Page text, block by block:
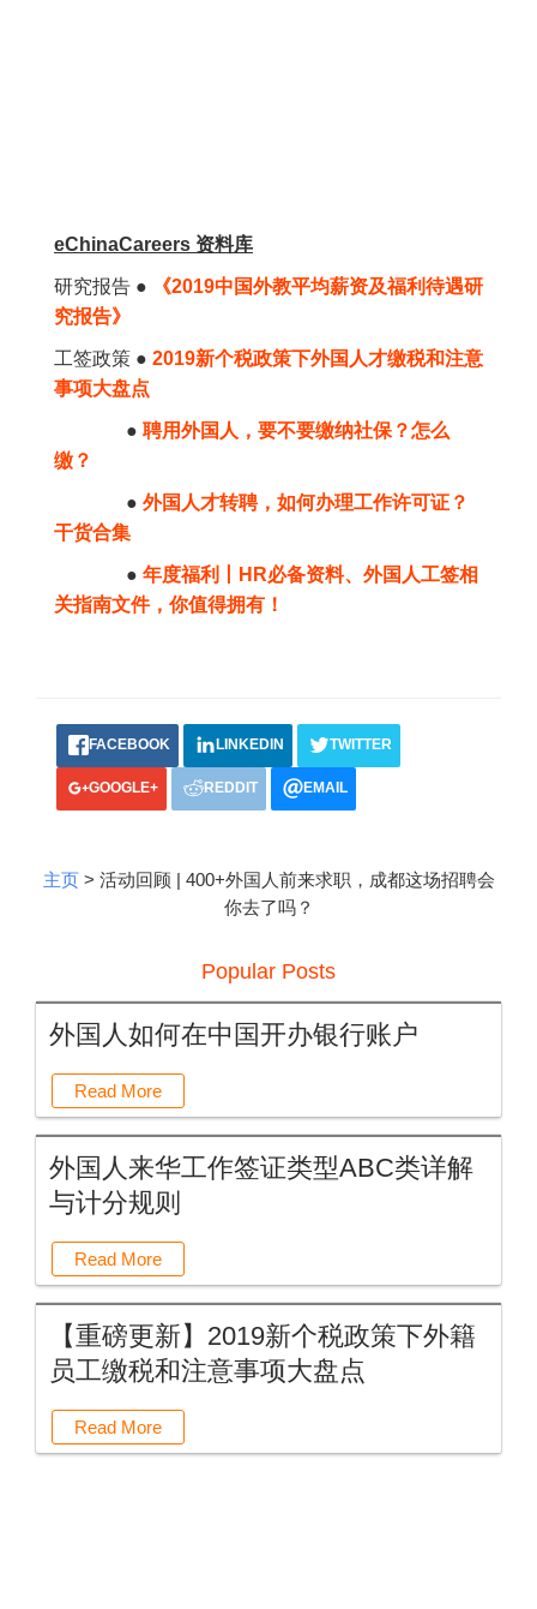
eChinaCareers 资料库
研究报告 ●
《2019中国外教平均薪资及福利待遇研
究报告》
工签政策 ● 2019新个税政策下外国人才缴税和注意
事项大盘点
● 聘用外国人，要不要缴纳社保？怎么
缴？
● 外国人才转聘，如何办理工作许可证？
干货合集
● 年度福利丨HR必备资料、外国人工签相
关指南文件，你值得拥有！
FACEBOOK LINKEDIN TWITTER
GOOGLE+ REDDIT EMAIL
主页 > 活动回顾 | 400+外国人前来求职，成都这场招聘会
你去了吗？
Popular Posts
外国人如何在中国开办银行账户
Read More
外国人来华工作签证类型ABC类详解
与计分规则
Read More
【重磅更新】2019新个税政策下外籍
员工缴税和注意事项大盘点
Read More